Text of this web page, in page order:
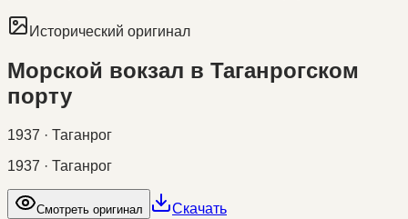
Исторический оригинал
Морской вокзал в Таганрогском
порту
1937 · Таганрог
1937 · Таганрог
Смотреть оригинал Скачать